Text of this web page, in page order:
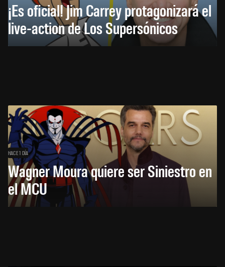
¡Es oficial! Jim Carrey protagonizará el
live-action de Los Supersónicos
HACE 1 DÍA
Wagner Moura quiere ser Siniestro en
el MCU